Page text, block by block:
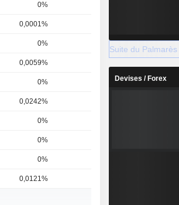
0%
0,0001%
0%
0,0059%
0%
0,0242%
0%
0%
0%
0,0121%
Suite du Palmarès
Devises / Forex